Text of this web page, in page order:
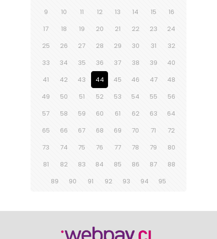
9
10 11 12 13 14 15
16
17
18 19 20 21 22 23
24
25
26 27 28 29 30 31
32
33
34 35 36 37 38 39
40
41
42 43 44 45 46 47
48
49
50 51 52 53 54 55
56
57
58 59 60 61 62 63
64
65
66 67 68 69 70 71
72
73
74 75 76 77 78 79
80
81
82 83 84 85 86 87
88
89
90 91 92 93 94 95